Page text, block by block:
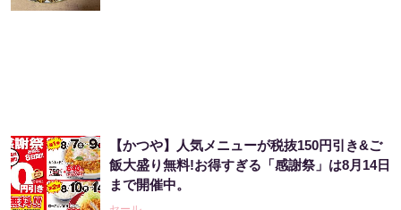
【かつや】人気メニューが税抜150円引き&ご
飯大盛り無料!お得すぎる「感謝祭」は8月14日
まで開催中。